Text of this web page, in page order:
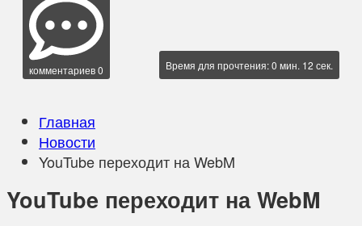
комментариев 0 Время для прочтения: 0 мин. 12 сек.
Главная
Новости
YouTube переходит на WebM
YouTube переходит на WebM